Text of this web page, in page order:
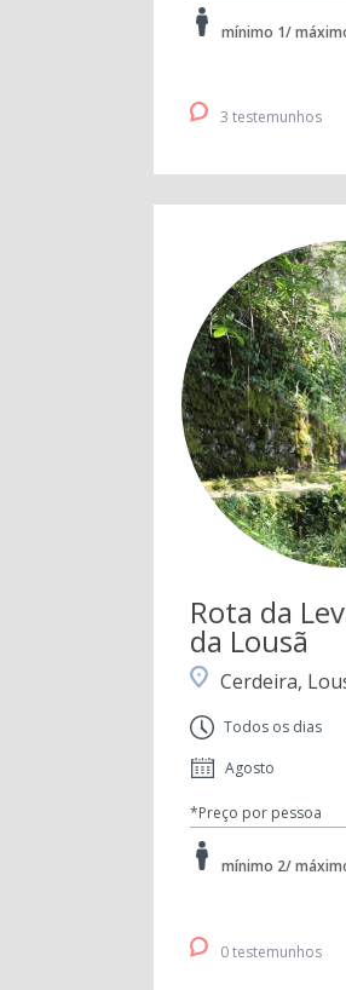
mínimo 1/
3 testemunhos
Rota da
da Lousã
Cerdeira,
Todos os dias
Agosto
*Preço por pessoa
mínimo 2/
0 testemunhos